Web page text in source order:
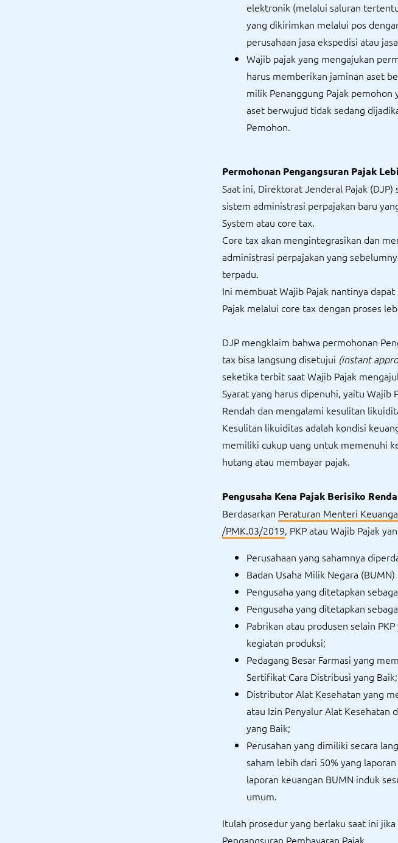
elektronik (melalui saluran
yang dikirimkan melalui pos
perusahaan jasa ekspedisi atau
Wajib pajak yang mengajukan
harus memberikan jaminan aset
milik Penanggung Pajak
aset berwujud tidak sedang
Pemohon.
Permohonan Pengangsuran Pajak
Saat ini, Direktorat Jenderal Pajak
sistem administrasi perpajakan baru
System atau core tax.
Core tax akan mengintegrasikan dan
administrasi perpajakan yang
terpadu.
Ini membuat Wajib Pajak nantinya
Pajak melalui core tax dengan proses
DJP mengklaim bahwa permohonan
tax bisa langsung disetujui (instant
seketika terbit saat Wajib Pajak
Syarat yang harus dipenuhi, yaitu Wajib
Rendah dan mengalami kesulitan
Kesulitan likuiditas adalah kondisi
memiliki cukup uang untuk memenuhi
hutang atau membayar pajak.
Pengusaha Kena Pajak Berisiko
Berdasarkan Peraturan Menteri
/PMK.03/2019, PKP atau Wajib Pajak
Perusahaan yang sahamnya
Badan Usaha Milik Negara
Pengusaha yang ditetapkan
Pengusaha yang ditetapkan
Pabrikan atau produsen selain
kegiatan produksi;
Pedagang Besar Farmasi yang
Sertifikat Cara Distribusi yang Baik;
Distributor Alat Kesehatan yang
atau Izin Penyalur Alat Kesehatan
yang Baik;
Perusahan yang dimiliki secara
saham lebih dari 50% yang
laporan keuangan BUMN induk
umum.
Itulah prosedur yang berlaku saat ini
Pengangsuran Pembayaran Pajak.